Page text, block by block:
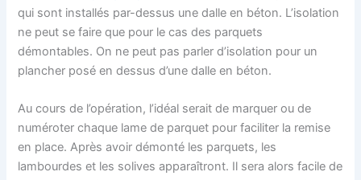
qui sont installés par-dessus une dalle en béton. L’isolation
ne peut se faire que pour le cas des parquets
démontables. On ne peut pas parler d’isolation pour un
plancher posé en dessus d’une dalle en béton.
Au cours de l’opération, l’idéal serait de marquer ou de
numéroter chaque lame de parquet pour faciliter la remise
en place. Après avoir démonté les parquets, les
lambourdes et les solives apparaîtront. Il sera alors facile de